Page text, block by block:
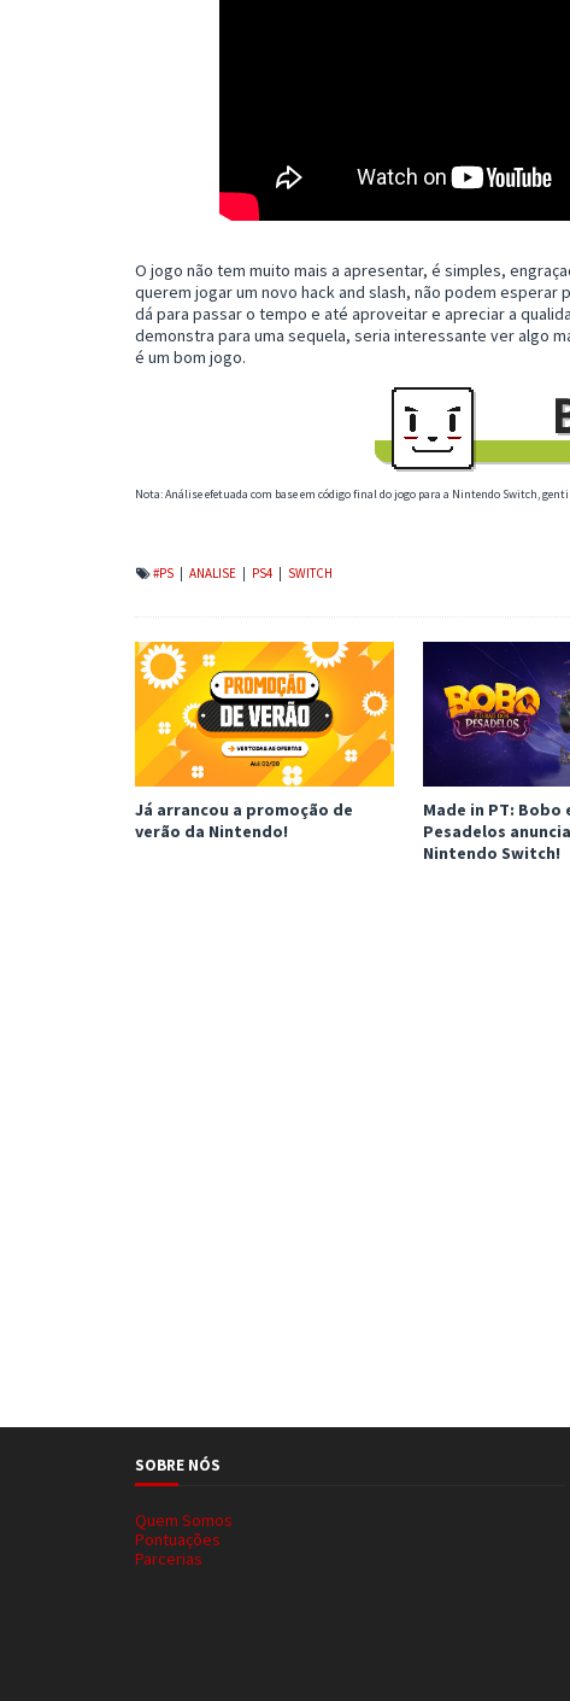
O jogo não tem muito mais a apresentar, é simples,
querem jogar um novo hack and slash, não podem
dá para passar o tempo e até aproveitar e apreciar a
demonstra para uma sequela, seria interessante ver algo
é um bom jogo.
Nota: Análise efetuada com base em código final do jogo para a Nintendo Switch,
#PS ANALISE PS4 SWITCH
Já arrancou a promoção de
verão da Nintendo!
Made in PT: Bobo
Pesadelos
Nintendo Switch!
SOBRE NÓS
Quem Somos
Pontuações
Parcerias